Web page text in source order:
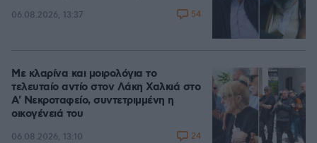
06.08.2026, 13:37 54
Με κλαρίνα και μοιρολόγια το
τελευταίο αντίο στον Λάκη Χαλκιά στο
A' Νεκροταφείο, συντετριμμένη η
οικογένειά του
06.08.2026, 13:10 24